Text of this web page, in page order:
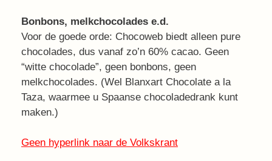
Bonbons, melkchocolades e.d.
Voor de goede orde: Chocoweb biedt alleen pure
chocolades, dus vanaf zo’n 60% cacao. Geen
“witte chocolade”, geen bonbons, geen
melkchocolades. (Wel Blanxart Chocolate a la
Taza, waarmee u Spaanse chocoladedrank kunt
maken.)
Geen hyperlink naar de Volkskrant